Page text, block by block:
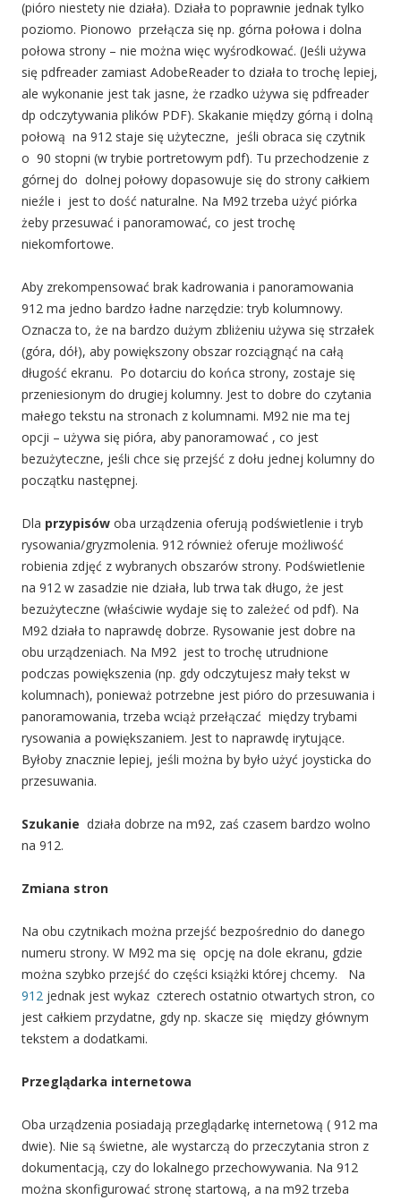
(pióro niestety nie działa). Działa to poprawnie jednak tylko
poziomo. Pionowo przełącza się np. górna połowa i dolna
połowa strony – nie można więc wyśrodkować. (Jeśli używa
się pdfreader zamiast AdobeReader to działa to trochę lepiej,
ale wykonanie jest tak jasne, że rzadko używa się pdfreader
dp odczytywania plików PDF). Skakanie między górną i dolną
połową na 912 staje się użyteczne, jeśli obraca się czytnik
o 90 stopni (w trybie portretowym pdf). Tu przechodzenie z
górnej do dolnej połowy dopasowuje się do strony całkiem
nieźle i jest to dość naturalne. Na M92 trzeba użyć piórka
żeby przesuwać i panoramować, co jest trochę
niekomfortowe.
Aby zrekompensować brak kadrowania i panoramowania
912 ma jedno bardzo ładne narzędzie: tryb kolumnowy.
Oznacza to, że na bardzo dużym zbliżeniu używa się strzałek
(góra, dół), aby powiększony obszar rozciągnąć na całą
długość ekranu. Po dotarciu do końca strony, zostaje się
przeniesionym do drugiej kolumny. Jest to dobre do czytania
małego tekstu na stronach z kolumnami. M92 nie ma tej
opcji – używa się pióra, aby panoramować , co jest
bezużyteczne, jeśli chce się przejść z dołu jednej kolumny do
początku następnej.
Dla przypisów oba urządzenia oferują podświetlenie i tryb
rysowania/gryzmolenia. 912 również oferuje możliwość
robienia zdjęć z wybranych obszarów strony. Podświetlenie
na 912 w zasadzie nie działa, lub trwa tak długo, że jest
bezużyteczne (właściwie wydaje się to zależeć od pdf). Na
M92 działa to naprawdę dobrze. Rysowanie jest dobre na
obu urządzeniach. Na M92 jest to trochę utrudnione
podczas powiększenia (np. gdy odczytujesz mały tekst w
kolumnach), ponieważ potrzebne jest pióro do przesuwania i
panoramowania, trzeba wciąż przełączać między trybami
rysowania a powiększaniem. Jest to naprawdę irytujące.
Byłoby znacznie lepiej, jeśli można by było użyć joysticka do
przesuwania.
Szukanie działa dobrze na m92, zaś czasem bardzo wolno
na 912.
Zmiana stron
Na obu czytnikach można przejść bezpośrednio do danego
numeru strony. W M92 ma się opcję na dole ekranu, gdzie
można szybko przejść do części książki której chcemy. Na
912 jednak jest wykaz czterech ostatnio otwartych stron, co
jest całkiem przydatne, gdy np. skacze się między głównym
tekstem a dodatkami.
Przeglądarka internetowa
Oba urządzenia posiadają przeglądarkę internetową ( 912 ma
dwie). Nie są świetne, ale wystarczą do przeczytania stron z
dokumentacją, czy do lokalnego przechowywania. Na 912
można skonfigurować stronę startową, a na m92 trzeba